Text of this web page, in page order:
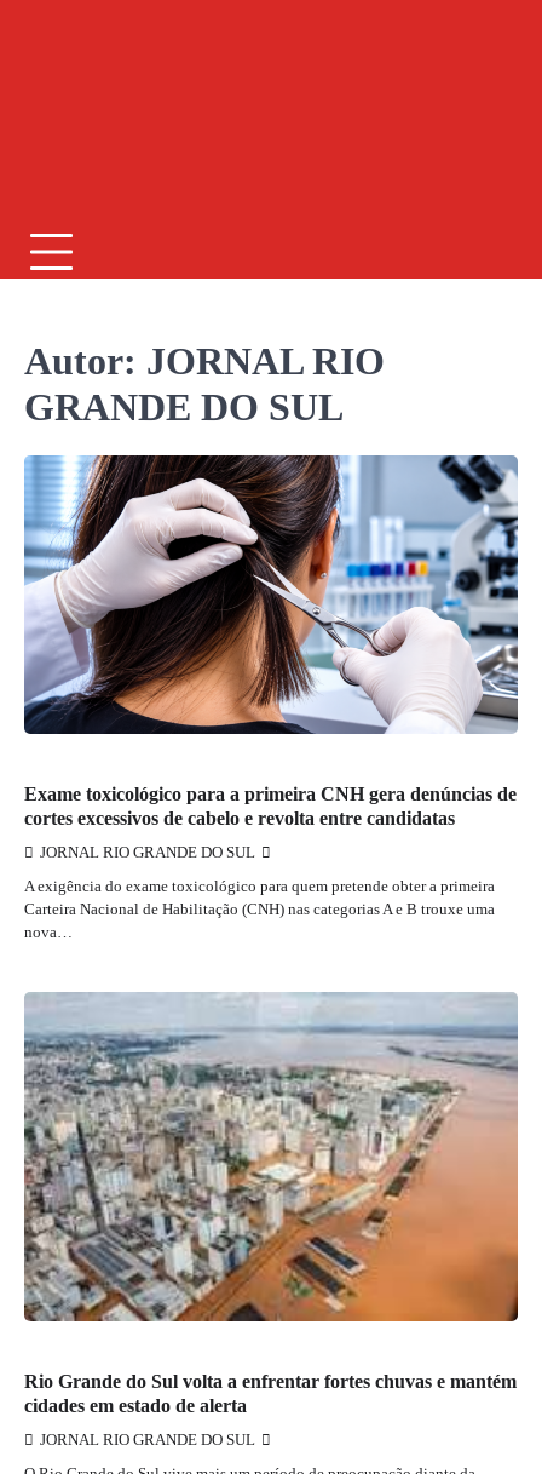
Autor: JORNAL RIO
GRANDE DO SUL
Exame toxicológico para a primeira CNH gera denúncias de
cortes excessivos de cabelo e revolta entre candidatas
JORNAL RIO GRANDE DO SUL
A exigência do exame toxicológico para quem pretende obter a primeira
Carteira Nacional de Habilitação (CNH) nas categorias A e B trouxe uma
nova…
Rio Grande do Sul volta a enfrentar fortes chuvas e mantém
cidades em estado de alerta
JORNAL RIO GRANDE DO SUL